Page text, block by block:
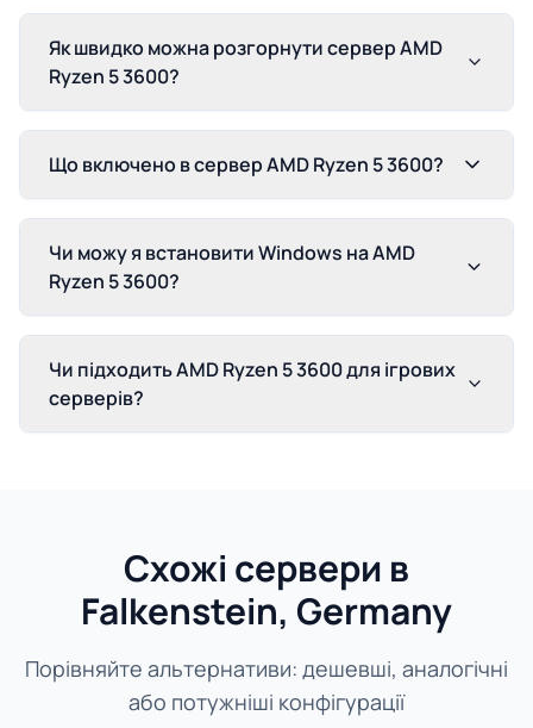
Як швидко можна розгорнути сервер AMD
Ryzen 5 3600?
Що включено в сервер AMD Ryzen 5 3600?
Чи можу я встановити Windows на AMD
Ryzen 5 3600?
Чи підходить AMD Ryzen 5 3600 для ігрових
серверів?
Схожі сервери в
Falkenstein, Germany
Порівняйте альтернативи: дешевші, аналогічні
або потужніші конфігурації